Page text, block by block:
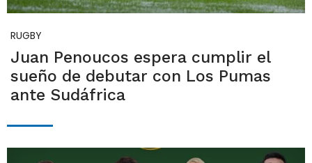
RUGBY
Juan Penoucos espera cumplir el
sueño de debutar con Los Pumas
ante Sudáfrica